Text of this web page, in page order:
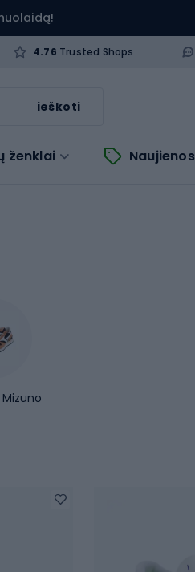
4.76 Trusted Shops
ieškoti
ženklai Naujienos